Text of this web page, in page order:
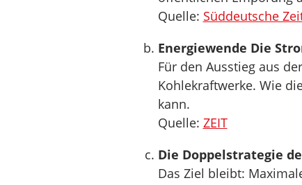
Quelle: Süddeutsche
Energiewende Die
Für den Ausstieg aus
Kohlekraftwerke. Wie
kann.
Quelle: ZEIT
Die Doppelstrategie
Das Ziel bleibt: